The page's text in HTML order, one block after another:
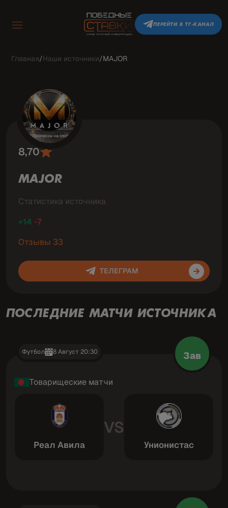
ПЕРЕЙТИ В ТГ-КАНАЛ
Главная/Наши источники/MAJOR
8,70
MAJOR
Статистика источника
+14 -7
Отзывы 33
ТЕЛЕГРАМ
ПОСЛЕДНИЕ МАТЧИ ИСТОЧНИКА
Футбол 8 Август 20:30 Зав
Товарищеские матчи
Реал Авила
VS
Унионистас